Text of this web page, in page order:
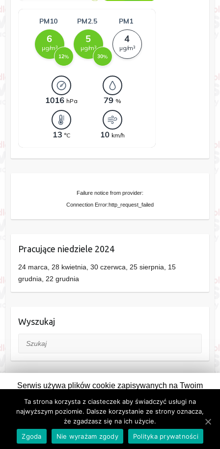
Failure notice from provider:
Connection Error:http_request_failed
Pracujące niedziele 2024
24 marca, 28 kwietnia, 30 czerwca, 25 sierpnia, 15
grudnia, 22 grudnia
Wyszukaj
Szukaj
Siedlce Colorlib Powered by
WordPress
Kontakt ,Reklama, Polityka prywatności i plików cookie
eSiedlce
Serwis używa plików cookie zapisywanych na Twoim
komputerze. Pozostając na stronie wyrażasz na to zgodę.
Zmieniając ustawienia przeglądarki można zablokować ich
zapisywanie.
Zgadzam się
Wiecej o polityce prywatności i ciasteczkach
Ta strona korzysta z ciasteczek aby świadczyć usługi na
najwyższym poziomie. Dalsze korzystanie ze strony oznacza,
że zgadzasz się na ich użycie.
Zgoda
Nie wyrażam zgody Polityka prywatności